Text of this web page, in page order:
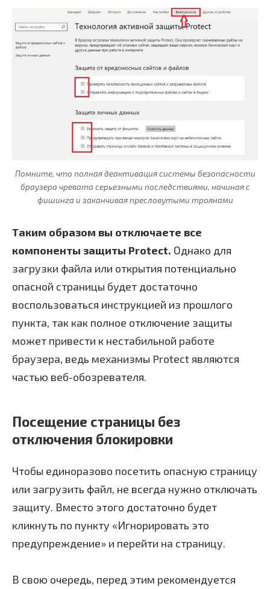
Помните, что полная деактивация системы безопасности
браузера чревата серьезными последствиями, начиная с
фишинга и заканчивая пресловутыми троянами
Таким образом вы отключаете все
компоненты защиты Protect. Однако для
загрузки файла или открытия потенциально
опасной страницы будет достаточно
воспользоваться инструкцией из прошлого
пункта, так как полное отключение защиты
может привести к нестабильной работе
браузера, ведь механизмы Protect являются
частью веб-обозревателя.
Посещение страницы без
отключения блокировки
Чтобы единоразово посетить опасную страницу
или загрузить файл, не всегда нужно отключать
защиту. Вместо этого достаточно будет
кликнуть по пункту «Игнорировать это
предупреждение» и перейти на страницу.
В свою очередь, перед этим рекомендуется